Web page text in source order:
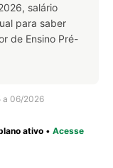
salário
para saber
de Ensino Pré-
a 06/2026
ativo •Acesse